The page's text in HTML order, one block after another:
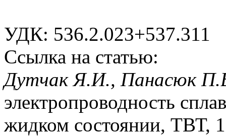
УДК: 536.2.023+537.311
Ссылка на статью:
Дутчак Я.И., Панасюк
электропроводность
жидком состоянии, ТВТ,